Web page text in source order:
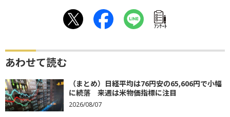
ｱﾝｹｰﾄ
あわせて読む
（まとめ）日経平均は76円安の65,606円で小幅
に続落 来週は米物価指標に注目
2026/08/07